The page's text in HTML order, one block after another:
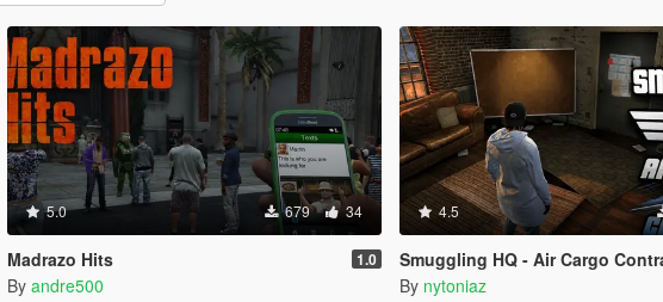
5.0 679 34
Madrazo Hits 1.0
By andre500
4.5
Smuggling HQ - Air Cargo
By nytoniaz